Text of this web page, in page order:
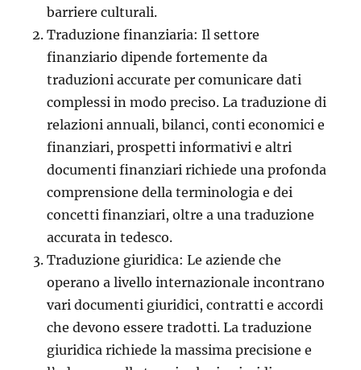
barriere culturali.
Traduzione finanziaria: Il settore
finanziario dipende fortemente da
traduzioni accurate per comunicare dati
complessi in modo preciso. La traduzione di
relazioni annuali, bilanci, conti economici e
finanziari, prospetti informativi e altri
documenti finanziari richiede una profonda
comprensione della terminologia e dei
concetti finanziari, oltre a una traduzione
accurata in tedesco.
Traduzione giuridica: Le aziende che
operano a livello internazionale incontrano
vari documenti giuridici, contratti e accordi
che devono essere tradotti. La traduzione
giuridica richiede la massima precisione e